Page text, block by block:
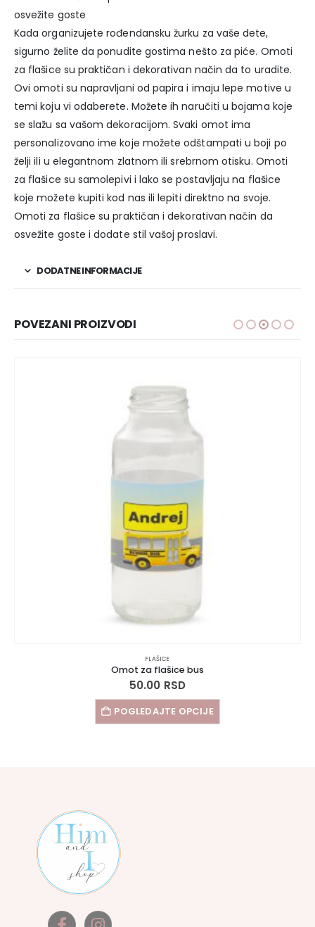
osvežite goste
Kada organizujete rođendansku žurku za vaše dete,
sigurno želite da ponudite gostima nešto za piće. Omoti
za flašice su praktičan i dekorativan način da to uradite.
Ovi omoti su napravljani od papira i imaju lepe motive u
temi koju vi odaberete. Možete ih naručiti u bojama koje
se slažu sa vašom dekoracijom. Svaki omot ima
personalizovano ime koje možete odštampati u boji po
želji ili u elegantnom zlatnom ili srebrnom otisku. Omoti
za flašice su samolepivi i lako se postavljaju na flašice
koje možete kupiti kod nas ili lepiti direktno na svoje.
Omoti za flašice su praktičan i dekorativan način da
osvežite goste i dodate stil vašoj proslavi.
DODATNE INFORMACIJE
POVEZANI PROIZVODI
FLAŠICE
Omot za flašice bus
50.00 RSD
POGLEDAJTE OPCIJE